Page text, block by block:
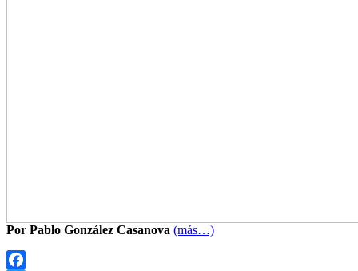
Por Pablo González Casanova (más…)